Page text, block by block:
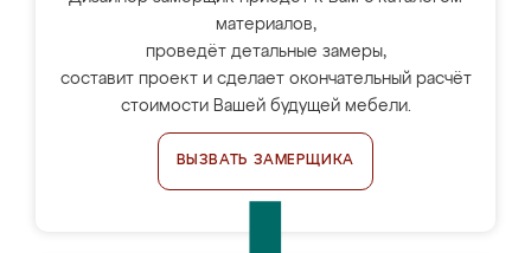
материалов,
проведёт детальные замеры,
составит проект и сделает окончательный расчёт
стоимости Вашей будущей мебели.
ВЫЗВАТЬ ЗАМЕРЩИКА